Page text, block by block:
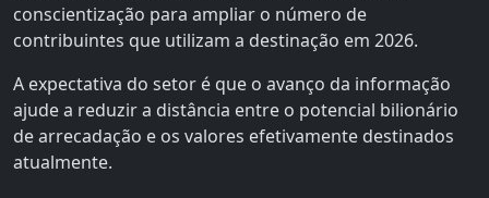
conscientização para ampliar o número de
contribuintes que utilizam a destinação em 2026.
A expectativa do setor é que o avanço da informação
ajude a reduzir a distância entre o potencial bilionário
de arrecadação e os valores efetivamente destinados
atualmente.